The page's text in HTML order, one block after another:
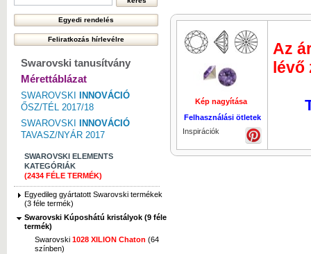
Swarovski tanusítvány
Mérettáblázat
SWAROVSKI
INNOVÁCIÓ
ŐSZ/TÉL 2017/18
SWAROVSKI
INNOVÁCIÓ
TAVASZ/NYÁR 2017
SWAROVSKI ELEMENTS
KATEGÓRIÁK
(2434 FÉLE TERMÉK)
Egyedileg gyártatott Swarovski termékek
(3 féle termék)
Swarovski Kúposhátú kristályok (9 féle
termék)
Swarovski 1028 XILION Chaton (64
színben)
Kép nagyítása
Kép
Felhasználási ötletek
Inspirációk
Az
lévő